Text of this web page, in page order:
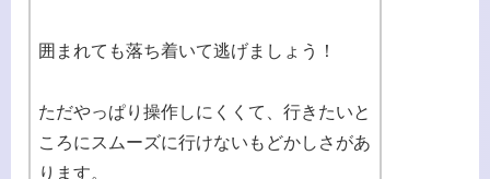
囲まれても落ち着いて逃げましょう！
ただやっぱり操作しにくくて、行きたいと
ころにスムーズに行けないもどかしさがあ
ります。